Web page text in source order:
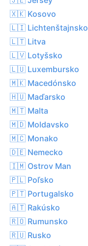
🇽🇰 Kosovo
🇱🇮 Lichtenštajnsko
🇱🇹 Litva
🇱🇻 Lotyšsko
🇱🇺 Luxembursko
🇲🇰 Macedónsko
🇭🇺 Maďarsko
🇲🇹 Malta
🇲🇩 Moldavsko
🇲🇨 Monako
🇩🇪 Nemecko
🇮🇲 Ostrov Man
🇵🇱 Poľsko
🇵🇹 Portugalsko
🇦🇹 Rakúsko
🇷🇴 Rumunsko
🇷🇺 Rusko